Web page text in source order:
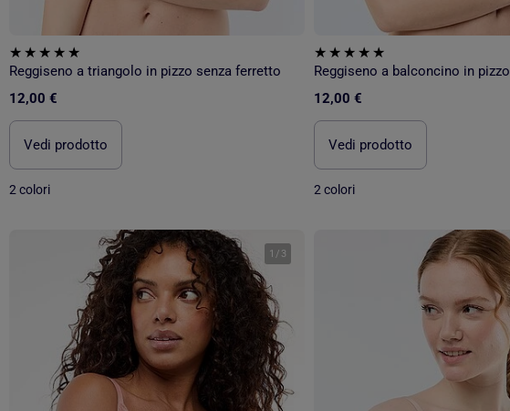
Reggiseno a triangolo in pizzo senza ferretto
12,00 €
Vedi prodotto
2 colori
Reggiseno a balconcino in pizzo
12,00 €
Vedi prodotto
2 colori
1 / 3